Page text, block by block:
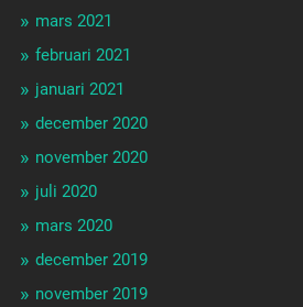
mars 2021
februari 2021
januari 2021
december 2020
november 2020
juli 2020
mars 2020
december 2019
november 2019